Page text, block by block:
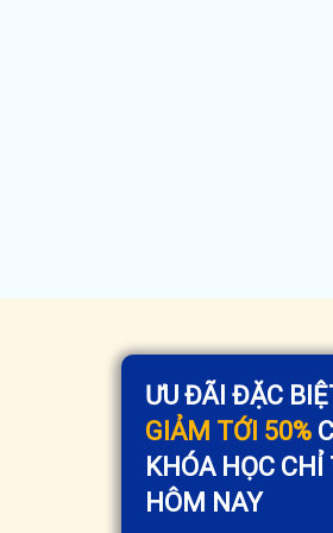
ƯU ĐÃI ĐẶC
GIẢM TỚI 50%
KHÓA HỌC CHỈ
HÔM NAY